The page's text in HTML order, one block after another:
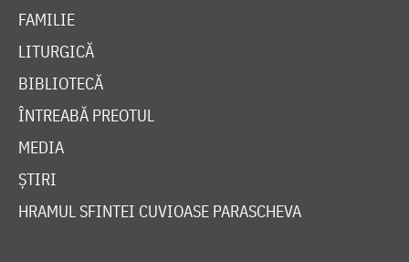
FAMILIE
LITURGICĂ
BIBLIOTECĂ
ÎNTREABĂ PREOTUL
MEDIA
ȘTIRI
HRAMUL SFINTEI CUVIOASE PARASCHEVA